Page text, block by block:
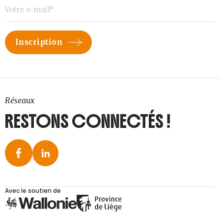
Réseaux
RESTONS CONNECTÉS !
Avec le soutien de